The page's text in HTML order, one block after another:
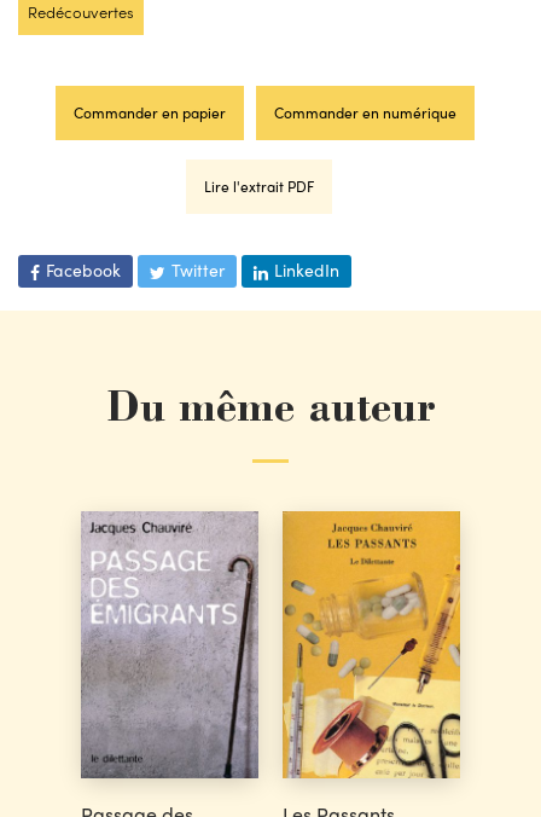
Redécouvertes
Commander en papier Commander en numérique
Lire l'extrait PDF
Facebook Twitter LinkedIn
Du même auteur